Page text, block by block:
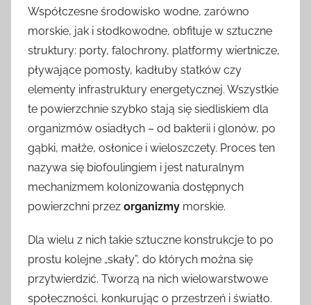
Współczesne środowisko wodne, zarówno
morskie, jak i słodkowodne, obfituje w sztuczne
struktury: porty, falochrony, platformy wiertnicze,
pływające pomosty, kadłuby statków czy
elementy infrastruktury energetycznej. Wszystkie
te powierzchnie szybko stają się siedliskiem dla
organizmów osiadłych – od bakterii i glonów, po
gąbki, małże, osłonice i wieloszczety. Proces ten
nazywa się biofoulingiem i jest naturalnym
mechanizmem kolonizowania dostępnych
powierzchni przez organizmy morskie.
Dla wielu z nich takie sztuczne konstrukcje to po
prostu kolejne „skały”, do których można się
przytwierdzić. Tworzą na nich wielowarstwowe
społeczności, konkurując o przestrzeń i światło.